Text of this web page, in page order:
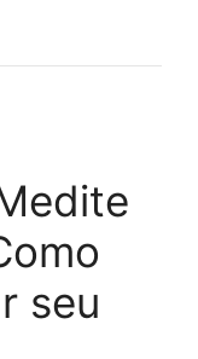
seu